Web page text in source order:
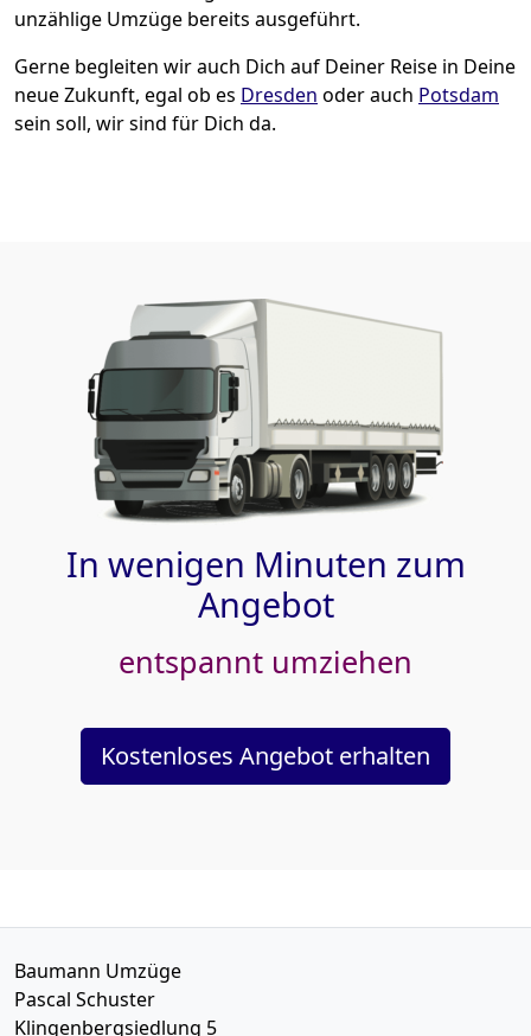
unzählige Umzüge bereits ausgeführt.
Gerne begleiten wir auch Dich auf Deiner Reise in Deine
neue Zukunft, egal ob es Dresden oder auch Potsdam
sein soll, wir sind für Dich da.
In wenigen Minuten zum
Angebot
entspannt umziehen
Kostenloses Angebot erhalten
Baumann Umzüge
Pascal Schuster
Klingenbergsiedlung 5